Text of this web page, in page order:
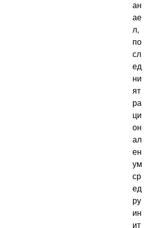
ан
ае
л,
по
сл
ед
ни
ят
ра
ци
он
ал
ен
ум
ср
ед
ру
ин
ит